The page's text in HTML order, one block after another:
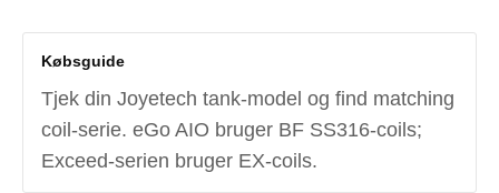
Købsguide
Tjek din Joyetech tank-model og find matching
coil-serie. eGo AIO bruger BF SS316-coils;
Exceed-serien bruger EX-coils.